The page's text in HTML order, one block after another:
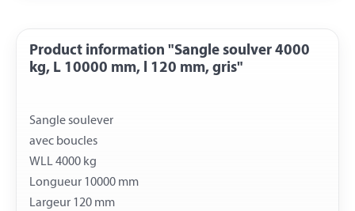
Product information "Sangle soulver 4000
kg, L 10000 mm, l 120 mm, gris"
Sangle soulever
avec boucles
WLL 4000 kg
Longueur 10000 mm
Largeur 120 mm